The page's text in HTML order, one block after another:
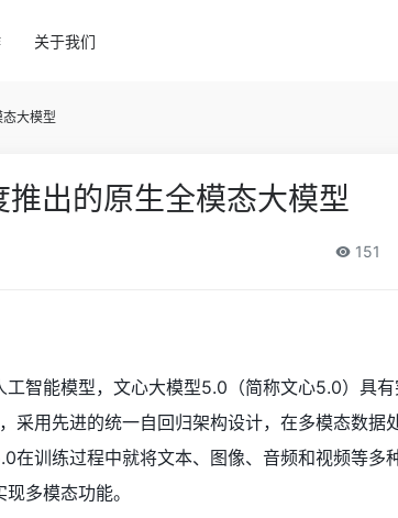
关于我们
大模型
出的原生全模态大模型
151
智能模型，文心大模型5.0（简称文心5.0）具
采用先进的统一自回归架构设计，在多模态数据
在训练过程中就将文本、图像、音频和视频等多
多模态功能。